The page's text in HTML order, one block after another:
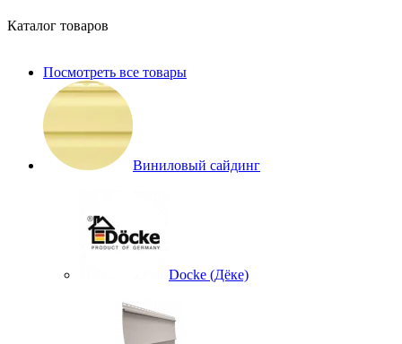
Каталог товаров
Посмотреть все товары
Виниловый сайдинг
Docke (Дёке)